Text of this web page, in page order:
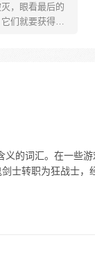
，眼看最后的
们就要获得最
自己重生回到
凭借前世记忆
义的词汇。在一些
士转职为狂战士